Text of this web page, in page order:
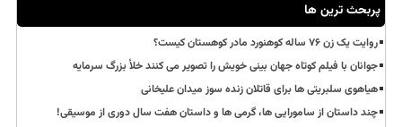
پربحث ترین ها
روایت یک زن ۷۶ ساله کوهنورد مادر کوهستان کیست؟
جوانان با فیلم کوتاه جهان بینی خویش را تصویر می کنند خلأ بزرگ سرمایه
هیاهوی سلبریتی ها برای قاتلان زنده سوز میدان علیخانی
چند داستان از سامورایی ها، گرمی ها و داستان هفت سال دوری از موسیقی!